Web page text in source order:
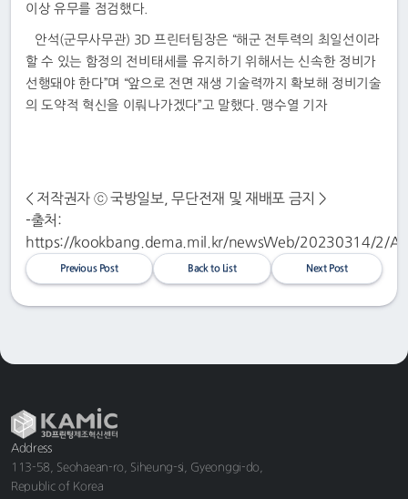
이상 유무를 점검했다.
안석(군무사무관) 3D 프린터팀장은 “해군 전투력의 최일선이라
할 수 있는 함정의 전비태세를 유지하기 위해서는 신속한 정비가
선행돼야 한다”며 “앞으로 전면 재생 기술력까지 확보해 정비기술
의 도약적 혁신을 이뤄나가겠다”고 말했다. 맹수열 기자
< 저작권자 ⓒ 국방일보, 무단전재 및 재배포 금지 >
-출처:
https://kookbang.dema.mil.kr/newsWeb/20230314/2/
Previous Post Back to List Next Post
Address
113-58, Seohaean-ro, Siheung-si, Gyeonggi-do,
Republic of Korea